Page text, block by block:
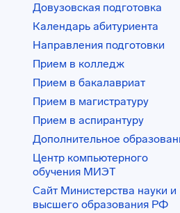
Довузовская подготовка
Календарь абитуриента
Направления подготовки
Прием в колледж
Прием в бакалавриат
Прием в магистратуру
Прием в аспирантуру
Дополнительное
Центр компьютерного
обучения МИЭТ
Сайт Министерства науки и
высшего образования РФ